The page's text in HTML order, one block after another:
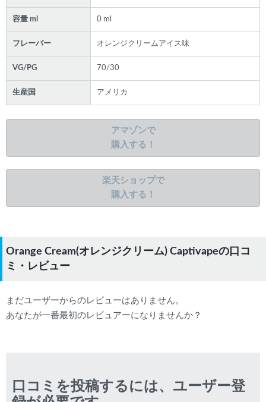
容量 ml 0 ml
フレーバー オレンジクリームアイス味
VG/PG 70/30
生産国 アメリカ
アマゾンで
購入する！
楽天ショップで
購入する！
Orange Cream(オレンジクリーム) Captivapeの口コ
ミ・レビュー
まだユーザーからのレビューはありません。
あなたが一番最初のレビュアーになりませんか？
口コミを投稿するには、ユーザー登